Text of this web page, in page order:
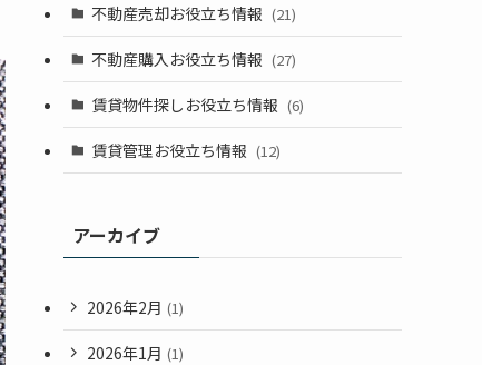
不動産売却お役立ち情報 (21)
不動産購入お役立ち情報 (27)
賃貸物件探しお役立ち情報 (6)
賃貸管理お役立ち情報 (12)
アーカイブ
2026年2月 (1)
2026年1月 (1)